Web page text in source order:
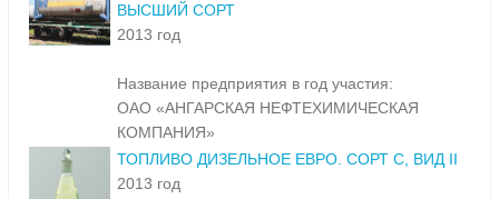
ВЫСШИЙ СОРТ
2013 год
Название предприятия в год участия:
ОАО «АНГАРСКАЯ НЕФТЕХИМИЧЕСКАЯ
КОМПАНИЯ»
ТОПЛИВО ДИЗЕЛЬНОЕ ЕВРО. СОРТ С, ВИД II
2013 год